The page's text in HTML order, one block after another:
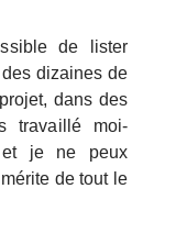
de lister
dizaines de
dans des
travaillé moi-
et je ne peux
de tout le